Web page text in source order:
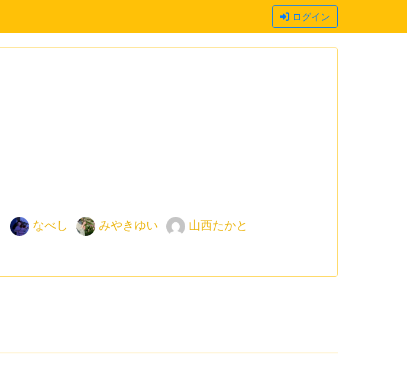
ログイン
なべし みやきゆい
山西たかと